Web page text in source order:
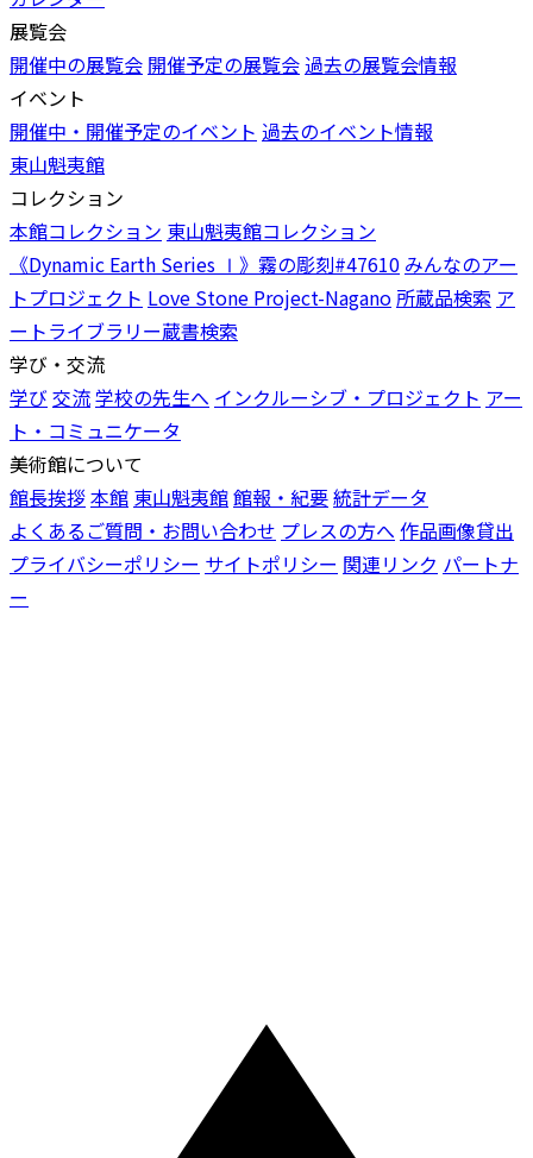
展覧会
開催中の展覧会 開催予定の展覧会過去の展覧会情報
イベント
開催中・開催予定のイベント 過去のイベント情報
東山魁夷館
コレクション
本館コレクション 東山魁夷館コレクション
《Dynamic Earth Series Ⅰ》霧の彫刻#47610 みんなのアー
トプロジェクト Love Stone Project-Nagano所蔵品検索 ア
ートライブラリー蔵書検索
学び・交流
学び 交流学校の先生へ インクルーシブ・プロジェクト アー
ト・コミュニケータ
美術館について
館長挨拶本館 東山魁夷館館報・紀要統計データ
よくあるご質問・お問い合わせ プレスの方へ 作品画像貸出
プライバシーポリシー サイトポリシー 関連リンク パートナ
ー